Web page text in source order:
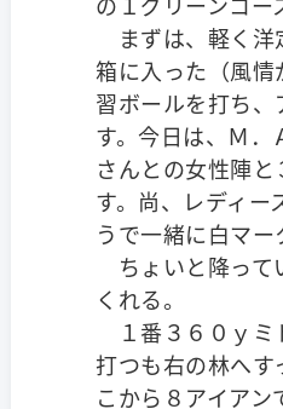
まずは、軽く洋
箱に入った（風
習ボールを打ち、
す。今日は、Ｍ．
さんとの女性陣
す。尚、レディー
うで一緒に白マー
ちょいと降って
くれる。
１番３６０ｙミ
打つも右の林へす
こから８アイア